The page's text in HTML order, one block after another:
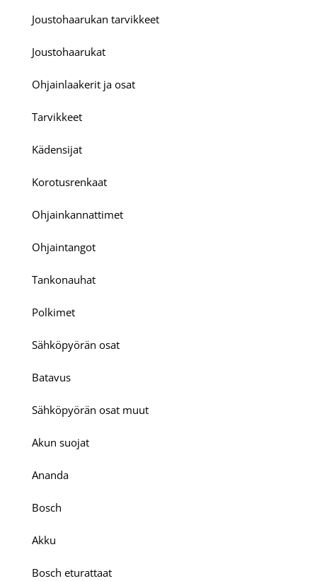
Joustohaarukan tarvikkeet
Joustohaarukat
Ohjainlaakerit ja osat
Tarvikkeet
Kädensijat
Korotusrenkaat
Ohjainkannattimet
Ohjaintangot
Tankonauhat
Polkimet
Sähköpyörän osat
Batavus
Sähköpyörän osat muut
Akun suojat
Ananda
Bosch
Akku
Bosch eturattaat